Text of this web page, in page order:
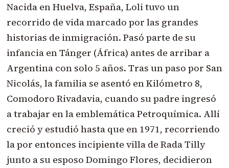
Nacida en Huelva, España, Loli tuvo un
recorrido de vida marcado por las grandes
historias de inmigración. Pasó parte de su
infancia en Tánger (África) antes de arribar a
Argentina con solo 5 años. Tras un paso por San
Nicolás, la familia se asentó en Kilómetro 8,
Comodoro Rivadavia, cuando su padre ingresó
a trabajar en la emblemática Petroquímica. Allí
creció y estudió hasta que en 1971, recorriendo
la por entonces incipiente villa de Rada Tilly
junto a su esposo Domingo Flores, decidieron